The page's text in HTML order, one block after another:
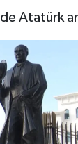
Atatürk